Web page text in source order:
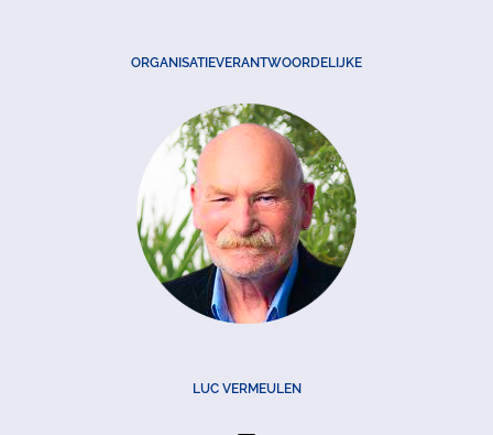
ORGANISATIEVERANTWOORDELIJKE
LUC VERMEULEN